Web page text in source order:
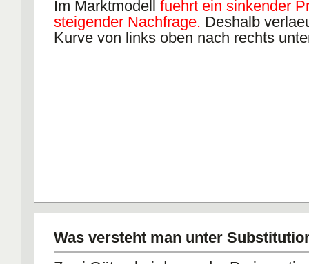
Im Marktmodell fuehrt ein sinkender
steigender Nachfrage. Deshalb
Kurve von links oben nach rechts
Was versteht man unter